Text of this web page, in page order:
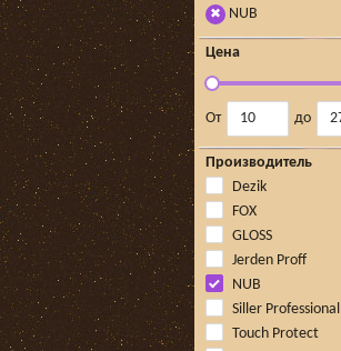
✖ NUB
Цена
От до
Производитель
Dezik
FOX
GLOSS
Jerden Proff
NUB
Siller Professional
Touch Protect